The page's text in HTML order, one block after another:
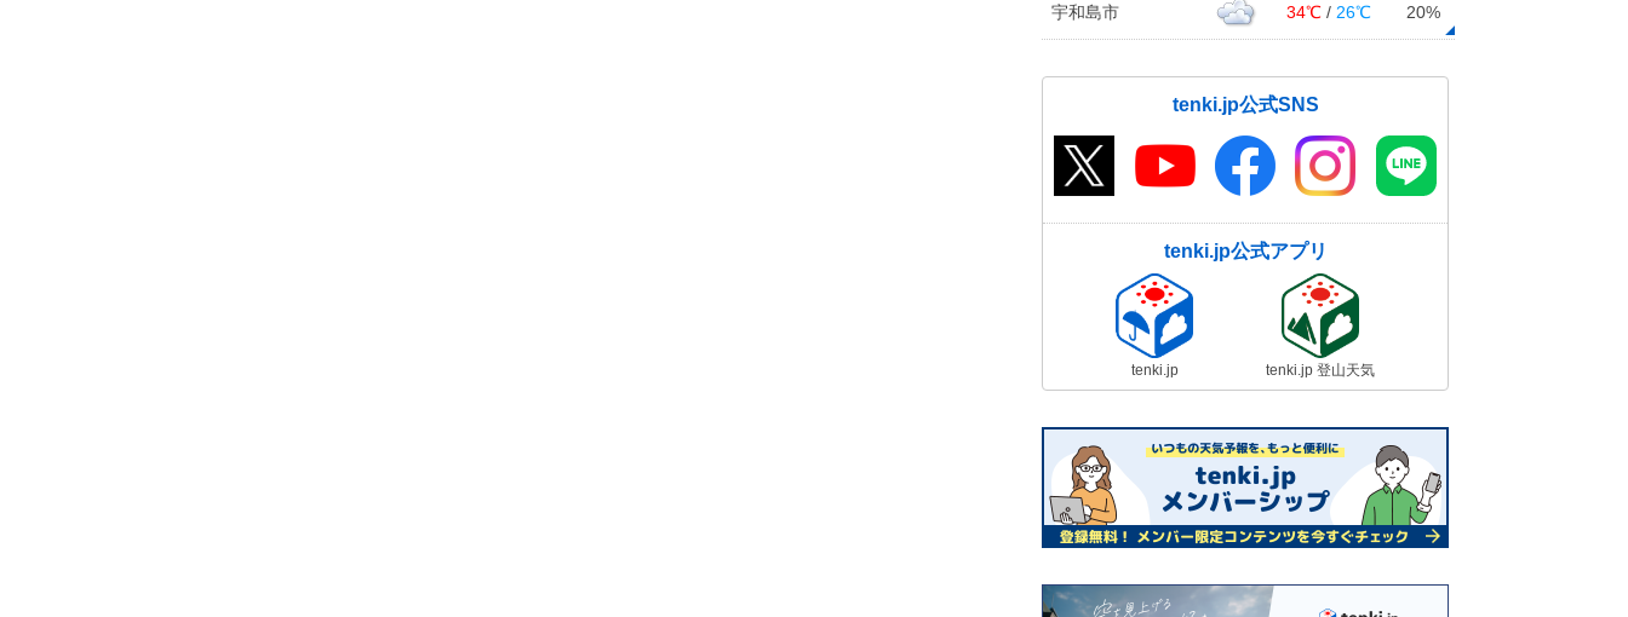
宇和島市 34℃ / 26℃ 20%
tenki.jp公式SNS
tenki.jp公式アプリ
tenki.jp tenki.jp 登山天気